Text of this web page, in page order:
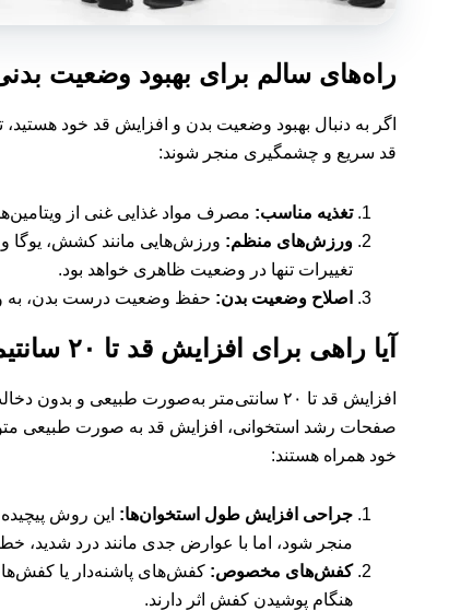
راه‌های سالم برای بهبود وضعیت
اگر به دنبال بهبود وضعیت بدن و افزایش قد خود
قد سریع و چشمگیری منجر شوند:
تغذیه مناسب: مصرف مواد غذایی غنی از
ورزش‌های منظم: ورزش‌هایی مانند کشش، یوگا و
تغییرات تنها در وضعیت ظاهری خواهد بود.
اصلاح وضعیت بدن: حفظ وضعیت درست بدن، به
آیا راهی برای افزایش قد تا ۲۰ سانتیمتر وجود دارد؟
افزایش قد تا ۲۰ سانتی‌متر به‌صورت
صفحات رشد استخوانی، افزایش قد به صورت طبیعی
خود همراه هستند:
جراحی افزایش طول استخوان‌ها: این روش
منجر شود، اما با عوارض جدی مانند درد
کفش‌های مخصوص:
هنگام پوشیدن کفش اثر دارند.